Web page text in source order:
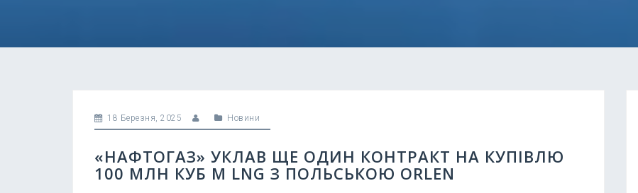
18 Березня, 2025 Новини
«НАФТОГАЗ» УКЛАВ ЩЕ ОДИН КОНТРАКТ НА КУПІВЛЮ
100 МЛН КУБ М LNG З ПОЛЬСЬКОЮ ORLEN